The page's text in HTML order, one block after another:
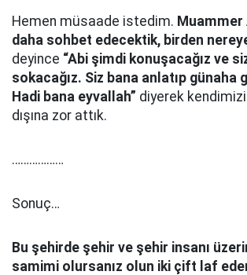
Hemen müsaade istedim. Muammer
daha sohbet edecektik, birden
deyince “Abi şimdi konuşacağız ve
sokacağız. Siz bana anlatıp günaha
Hadi bana eyvallah” diyerek kendimizi
dışına zor attık.
………………
Sonuç…
Bu şehirde şehir ve şehir insanı
samimi olursanız olun iki çift laf